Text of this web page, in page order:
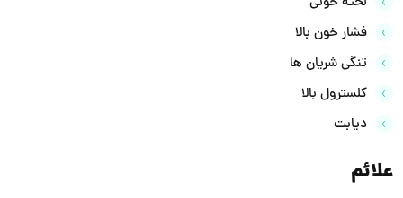
فشار خون بالا
تنگی شریان ها
کلسترول بالا
دیابت
علائم